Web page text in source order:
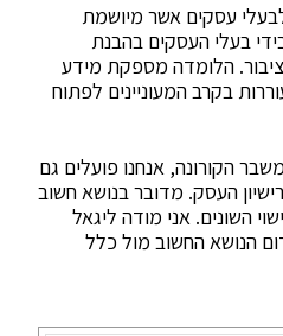
לבעלי עסקים אשר מיושמת
בעלי העסקים בהבנת
הלומדה מספקת מידע
בקרב המעוניינים לפתוח
הקורונה, אנחנו פועלים גם
העסק. מדובר בנושא חשוב
השונים. אני מודה ליגאל
הנושא החשוב מול כלל